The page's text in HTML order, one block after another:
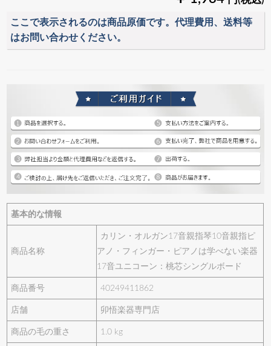
ここで表示されるのは商品原価です。代理費用、送料等
はお問い合わせください。
基本的な情報
商品名称
カリン・オルガン17音親指琴10音親指ピ
アノ・フィンガー・ピアノは学べない楽器
17音ユニコーン：桃芯シングルボード
商品番号 40249411862
店舗 卯悟楽器専門店
商品の毛の重さ 1.0 kg